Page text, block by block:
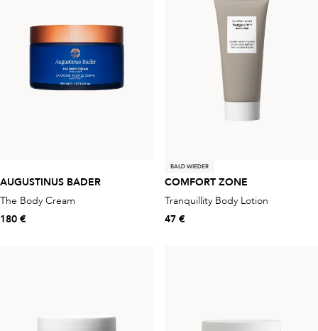
AUGUSTINUS BADER
The Body Cream
180 €
BALD WIEDER
COMFORT ZONE
Tranquillity Body Lotion
47 €